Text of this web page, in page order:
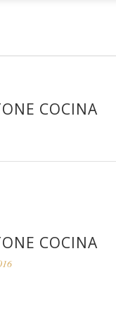
COCINA
COCINA